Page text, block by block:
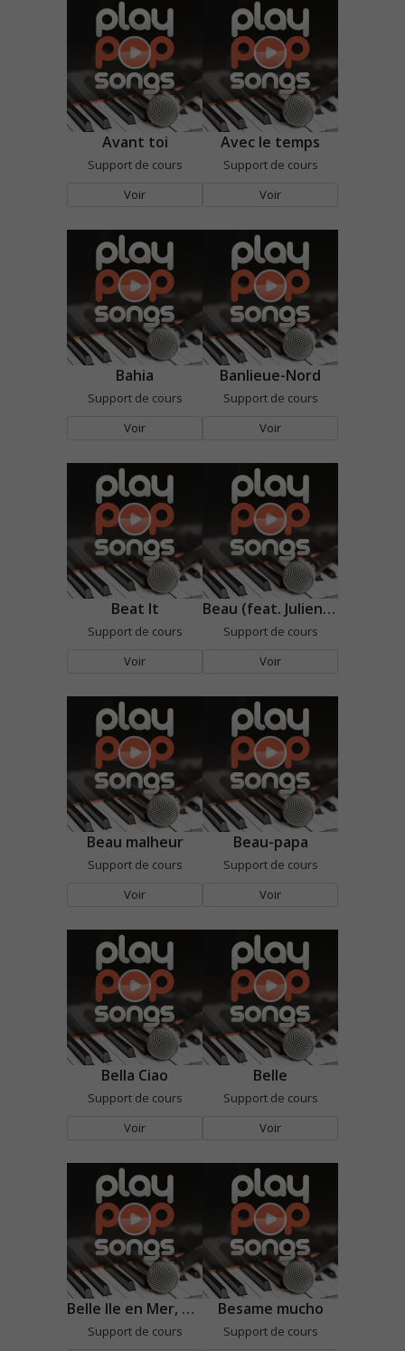
Avant toi
Support de cours
Voir
Avec le temps
Support de cours
Voir
Bahia
Support de cours
Voir
Banlieue-Nord
Support de cours
Voir
Beat It
Support de cours
Voir
Beau (feat. Julien Doré)
Support de cours
Voir
Beau malheur
Support de cours
Voir
Beau-papa
Support de cours
Voir
Bella Ciao
Support de cours
Voir
Belle
Support de cours
Voir
Belle Ile en Mer, Marie Galante
Support de cours
Besame mucho
Support de cours